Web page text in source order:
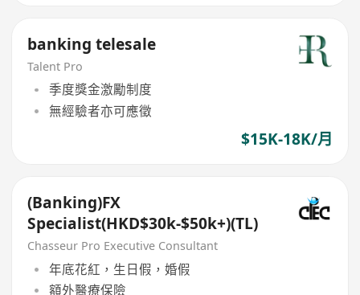
banking telesale
Talent Pro
季度獎金激勵制度
無經驗者亦可應徵
$15K-18K/月
(Banking)FX
Specialist(HKD$30k-$50k+)(TL)
Chasseur Pro Executive Consultant
年底花紅，生日假，婚假
額外醫療保險